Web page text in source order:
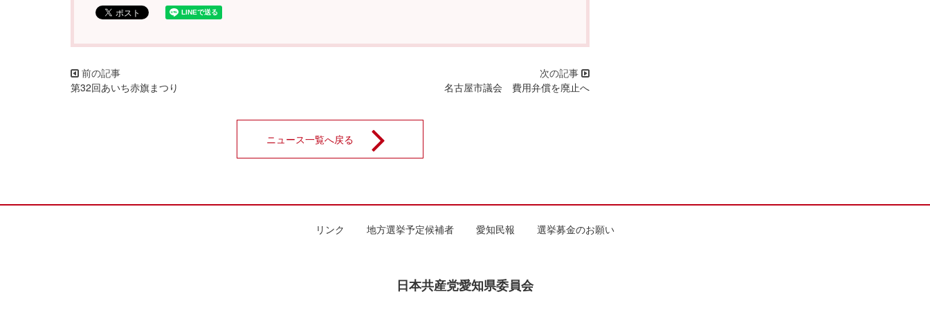
第32回あいち赤旗まつり 名古屋市議会 費用弁償を廃止へ
ニュース一覧へ戻る
リンク 地方選挙予定候補者 愛知民報 選挙募金のお願い
日本共産党愛知県委員会